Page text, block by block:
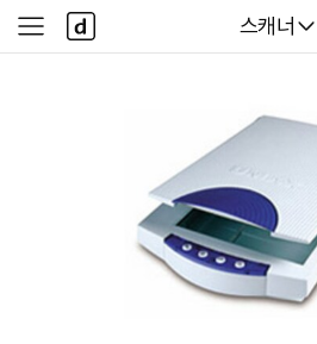
다나와
스캐너
사
이
다
나
와